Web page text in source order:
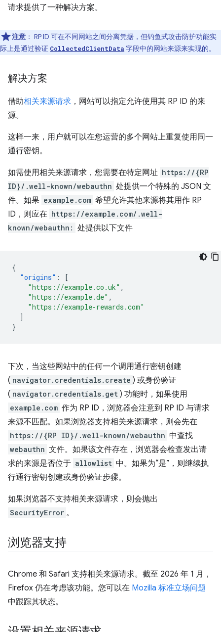
请求提供了一种解决方案。
注意 ： RP ID 可在不同网站之间分离凭据，但钓鱼式攻击防护功能实
际上是通过验证 CollectedClientData 字段中的网站来源来实现的。
解决方案
借助相关来源请求 ，网站可以指定允许使用其 RP ID 的来
源。
这样一来，用户就可以在您运营的多个网站上重复使用同一
通行密钥。
如需使用相关来源请求，您需要在特定网址 https://{RP
ID}/.well-known/webauthn 处提供一个特殊的 JSON 文
件。如果 example.com 希望允许其他来源将其用作 RP
ID，则应在 https://example.com/.well-
known/webauthn: 处提供以下文件
{
"origins" :
[
"https://example.co.uk" ,
"https://example.de" ,
"https://example-rewards.com"
]
}
下次，当这些网站中的任何一个调用通行密钥创建
( navigator.credentials.create ) 或身份验证
( navigator.credentials.get ) 功能时，如果使用
example.com 作为 RP ID，浏览器会注意到 RP ID 与请求
来源不匹配。如果浏览器支持相关来源请求，则会先在
https://{RP ID}/.well-known/webauthn 中查找
webauthn 文件。如果该文件存在，浏览器会检查发出请
求的来源是否位于 allowlist 中。如果为“是”，则继续执
行通行密钥创建或身份验证步骤。
如果浏览器不支持相关来源请求，则会抛出
SecurityError 。
浏览器支持
Chrome 和 Safari 支持相关来源请求。截至 2026 年 1 月，
Firefox 仍在考虑该功能。您可以在 Mozilla 标准立场问题
中跟踪其状态。